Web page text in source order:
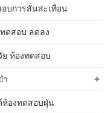
บการสั่นสะเทือน
ดสอบ ลดลง
ย ห้องทดสอบ
+
ำ
องทดสอบฝุ่น